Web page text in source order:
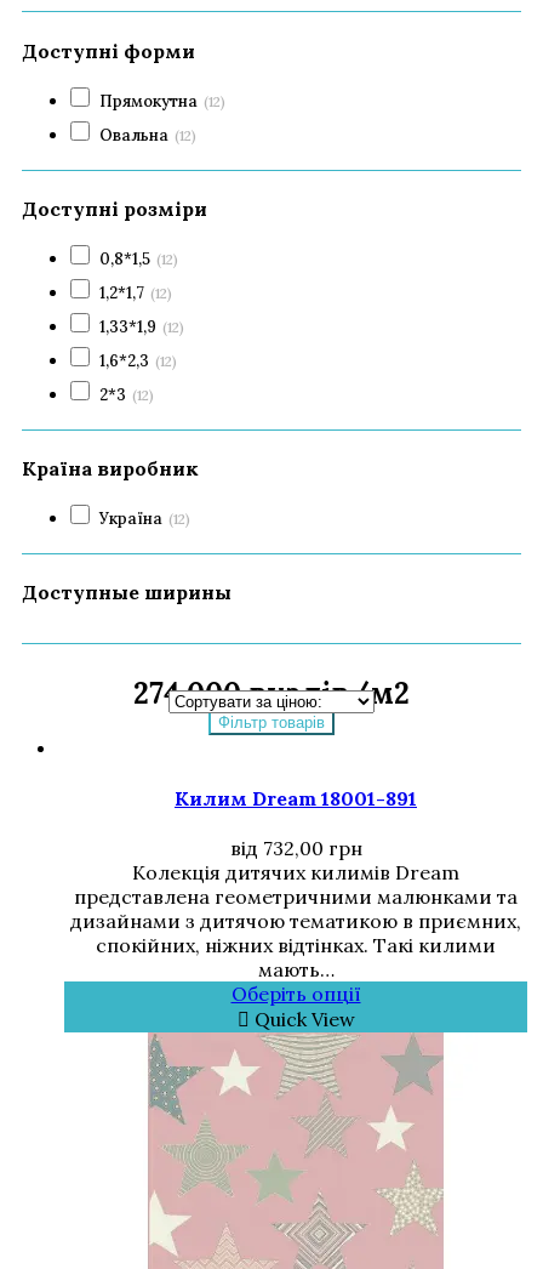
Доступні форми
Прямокутна (12)
Овальна (12)
Доступні розміри
0,8*1,5 (12)
1,2*1,7 (12)
1,33*1,9 (12)
1,6*2,3 (12)
2*3 (12)
Країна виробник
Україна (12)
Доступные ширины
274 000 вузлів/м2
Фільтр товарів
Килим Dream 18001-891
від 732,00 грн
Колекція дитячих килимів Dream
представлена геометричними малюнками та
дизайнами з дитячою тематикою в приємних,
спокійних, ніжних відтінках. Такі килими
мають…
Оберіть опції
Quick View